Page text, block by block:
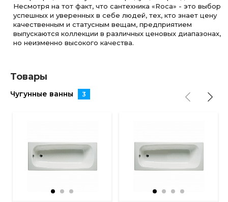
Несмотря на тот факт, что сантехника «Roca» - это выбор
успешных и уверенных в себе людей, тех, кто знает цену
качественным и статусным вещам, предприятием
выпускаются коллекции в различных ценовых диапазонах,
но неизменно высокого качества.
Товары
Чугунные ванны 3